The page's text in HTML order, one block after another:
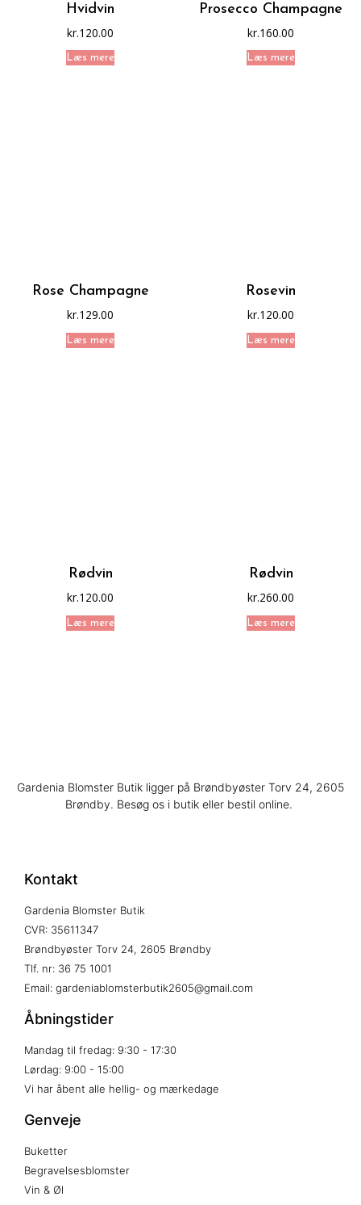
Hvidvin
kr.120.00
Læs mere
Prosecco Champagne
kr.160.00
Læs mere
Rose Champagne
kr.129.00
Læs mere
Rosevin
kr.120.00
Læs mere
Rødvin
kr.120.00
Læs mere
Rødvin
kr.260.00
Læs mere
Gardenia Blomster Butik ligger på Brøndbyøster Torv 24, 2605
Brøndby. Besøg os i butik eller bestil online.
Kontakt
Gardenia Blomster Butik
CVR: 35611347
Brøndbyøster Torv 24, 2605 Brøndby
Tlf. nr: 36 75 1001
Email: gardeniablomsterbutik2605@gmail.com
Åbningstider
Mandag til fredag: 9:30 - 17:30
Lørdag: 9:00 - 15:00
Vi har åbent alle hellig- og mærkedage
Genveje
Buketter
Begravelsesblomster
Vin & Øl